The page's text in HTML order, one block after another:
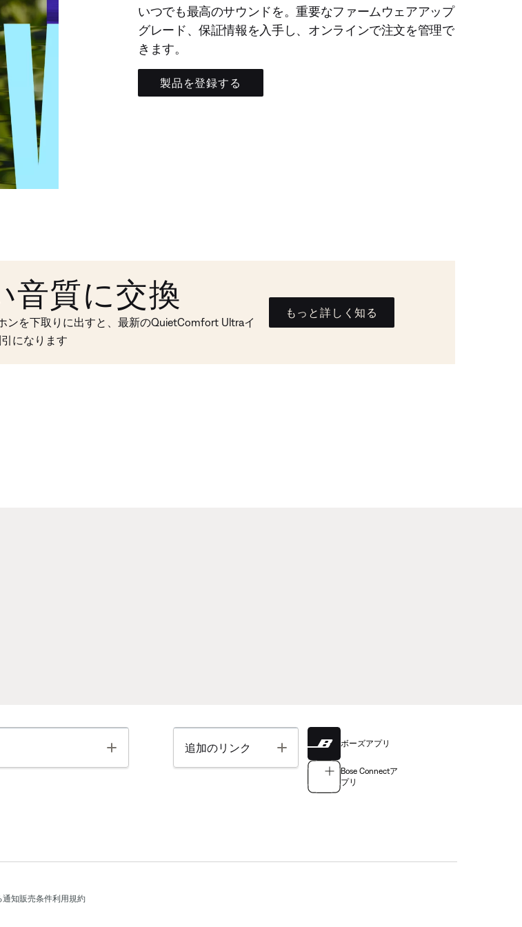
いつでも最高のサウンドを。重要なファームウェアアップ
グレード、保証情報を入手し、オンラインで注文を管理で
きます。
製品を登録する
音質に交換
ンを下取りに出すと、最新のQuietComfort Ultraイ
になります
もっと詳しく知る
Toggle 追加のリンク Toggle ボーズアプリ
Bose Connectア
プリ
通知販売条件利用規約